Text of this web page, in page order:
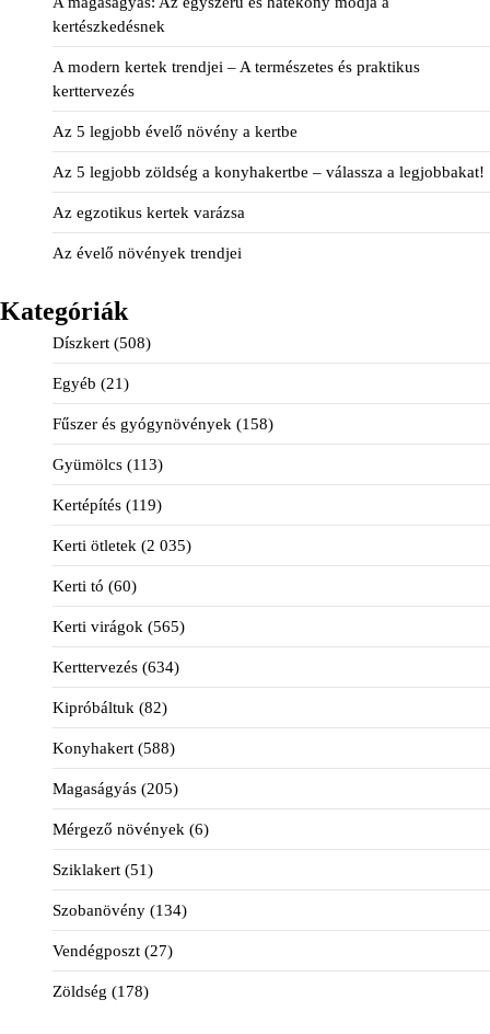
kertészkedésnek
A modern kertek trendjei – A természetes és praktikus
kerttervezés
Az 5 legjobb évelő növény a kertbe
Az 5 legjobb zöldség a konyhakertbe – válassza a legjobbakat!
Az egzotikus kertek varázsa
Az évelő növények trendjei
Kategóriák
Díszkert (508)
Egyéb (21)
Fűszer és gyógynövények (158)
Gyümölcs (113)
Kertépítés (119)
Kerti ötletek (2 035)
Kerti tó (60)
Kerti virágok (565)
Kerttervezés (634)
Kipróbáltuk (82)
Konyhakert (588)
Magaságyás (205)
Mérgező növények (6)
Sziklakert (51)
Szobanövény (134)
Vendégposzt (27)
Zöldség (178)